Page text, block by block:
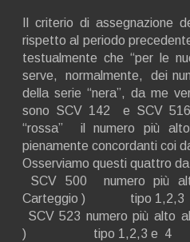
Il criterio di assegnazione
rispetto al periodo
testualmente che “per le
serve, normalmente, dei
della serie “nera”, da me
sono SCV 142 e SCV
“rossa” il numero più
pienamente concordanti coi
Osserviamo questi quattro
SCV 500 numero più
Carteggio ) tipo 1,2,3
SCV 523 numero più alto
) tipo 1,2,3 e 4